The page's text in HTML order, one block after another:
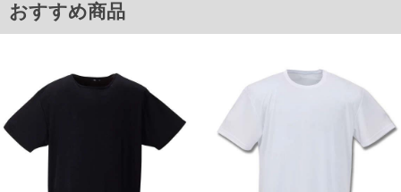
2.ゼオライトの孔に臭気成分が吸着
商品に貼付のサイズシールに記載されたサイズは、適応範囲（ヌード
寸）となります。
商品ページの「詳細サイズ」に記載されたバストサイズは、商品を平置
きにして測った実寸になります。
【透け感】
薄手の生地のため多少の透け感があります。
インナーとしての使用をおすすめします。
おすすめ商品